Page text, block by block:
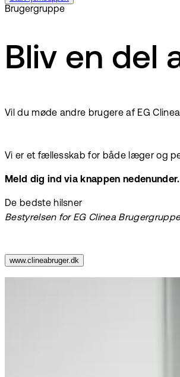
Brugergruppe
Bliv en del
Vil du møde andre brugere af EG
Vi er et fællesskab for både læger og
Meld dig ind via knappen nedenunder.
De bedste hilsner
Bestyrelsen for EG Clinea
www.clineabruger.dk